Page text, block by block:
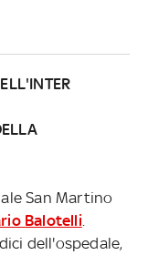
INTER
San Martino
Balotelli
dell'ospedale,